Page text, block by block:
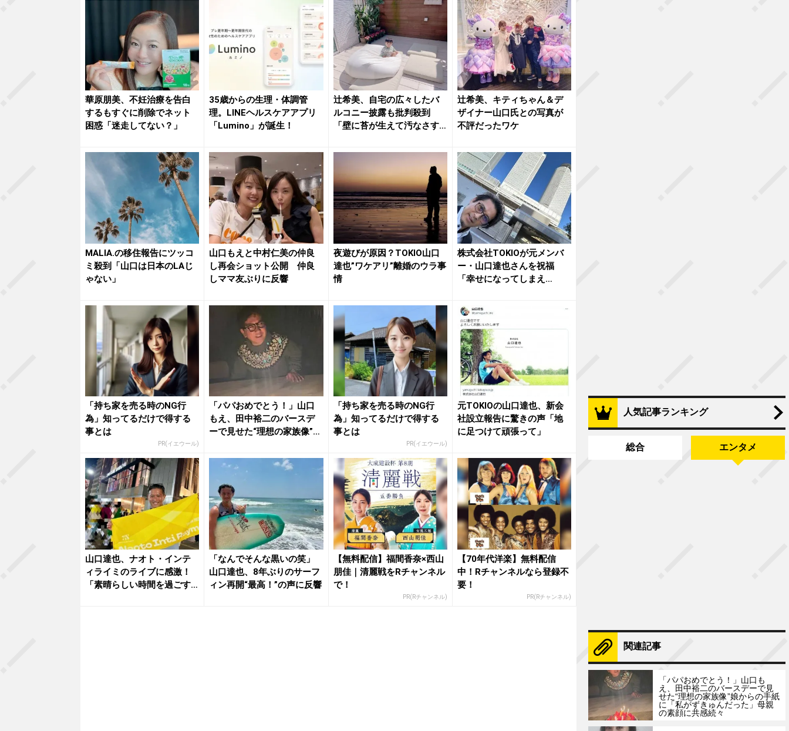
華原朋美、不妊治療を告白
するもすぐに削除でネット
困惑「迷走してない？」
35歳からの生理・体調管
理。LINEヘルスケアアプリ
「Lumino」が誕生！
辻希美、自宅の広々したバ
ルコニー披露も批判殺到
「壁に苔が生えて汚なさす
辻希美、キティちゃん＆デ
ザイナー山口氏との写真が
不評だったワケ
MALIA.の移住報告にツッコ
ミ殺到「山口は日本のLAじ
ゃない」
山口もえと中村仁美の仲良
し再会ショット公開 仲良
しママ友ぶりに反響
夜遊びが原因？TOKIO山口
達也”ワケアリ”離婚のウラ事
情
株式会社TOKIOが元メンバ
ー・山口達也さんを祝福
「幸せになってしまえ
「持ち家を売る時のNG行
為」知ってるだけで得する
事とは
PR(イエウール)
「パパおめでとう！」山口
もえ、田中裕二のバースデ
ーで見せた“理想の家族像”娘
「持ち家を売る時のNG行
為」知ってるだけで得する
事とは
PR(イエウール)
元TOKIOの山口達也、新会
社設立報告に驚きの声「地
に足つけて頑張って」
山口達也、ナオト・インテ
ィライミのライブに感激！
「素晴らしい時間を過ごす
「なんでそんな黒いの笑」
山口達也、8年ぶりのサーフ
ィン再開“最高！”の声に反響
【無料配信】福間香奈×西山
朋佳｜清麗戦をRチャンネル
で！
PR(Rチャンネル)
【70年代洋楽】無料配信
中！Rチャンネルなら登録不
要！
PR(Rチャンネル)
人気記事ランキング
総合 エンタメ
関連記事
「パパおめでとう！」山口も
え、田中裕二のバースデーで見
せた“理想の家族像”娘からの手紙
に「私がずきゅんだった」母親
の素顔に共感続々